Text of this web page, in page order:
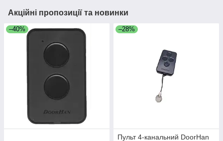
Акційні пропозиції та новинки
–40% –28%
Пульт 4-канальний DoorHan